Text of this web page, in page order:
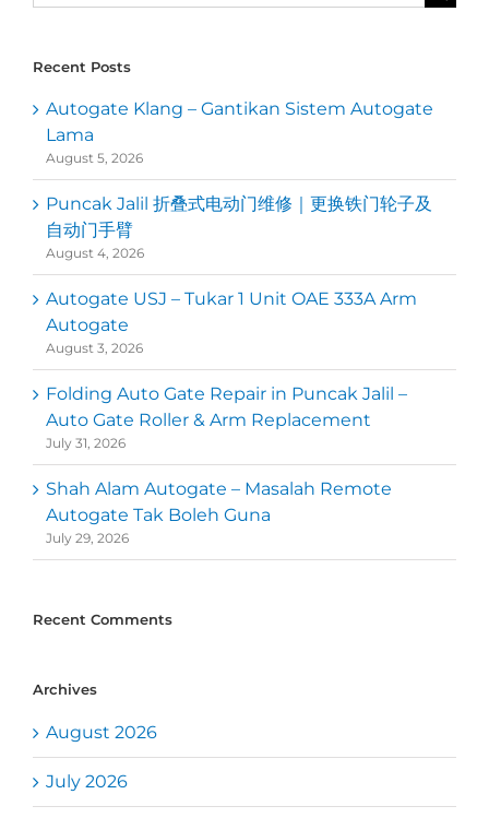
for:
Recent Posts
Autogate Klang – Gantikan Sistem Autogate
Lama
August 5, 2026
Puncak Jalil 折叠式电动门维修｜更换铁门轮子及
自动门手臂
August 4, 2026
Autogate USJ – Tukar 1 Unit OAE 333A Arm
Autogate
August 3, 2026
Folding Auto Gate Repair in Puncak Jalil –
Auto Gate Roller & Arm Replacement
July 31, 2026
Shah Alam Autogate – Masalah Remote
Autogate Tak Boleh Guna
July 29, 2026
Recent Comments
Archives
August 2026
July 2026